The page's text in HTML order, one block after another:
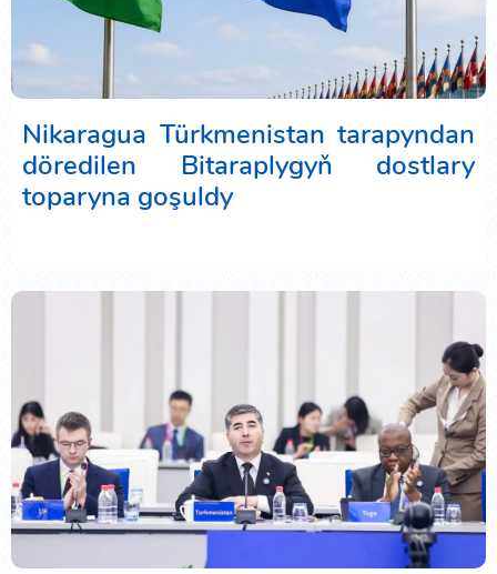
Nikaragua Türkmenistan tarapyndan
döredilen Bitaraplygyň dostlary
toparyna goşuldy